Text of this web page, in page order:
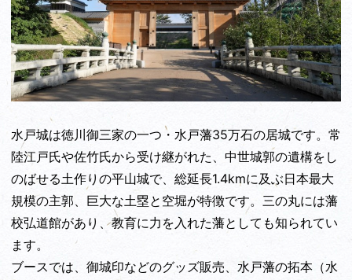
水戸城は徳川御三家の一つ・水戸藩35万石の居城です。常
陸江戸氏や佐竹氏から受け継がれた、中世城郭の遺構をし
のばせる土作りの平山城で、総延長1.4kmに及ぶ日本最大
規模の主郭、巨大な土塁と空堀が特徴です。三の丸には藩
校弘道館があり、教育に力を入れた藩としても知られてい
ます。
ブースでは、御城印などのグッズ販売、水戸藩の拓本（水